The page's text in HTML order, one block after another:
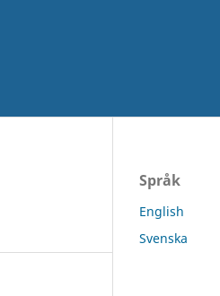
Språk
English
Svenska